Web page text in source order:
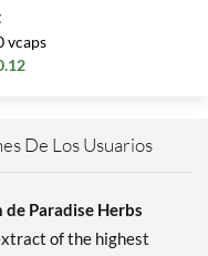
vcaps
De Los Usuarios
Paradise Herbs
of the highest